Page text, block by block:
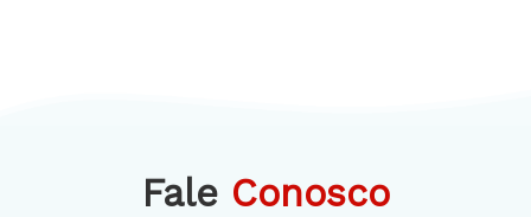
Fale Conosco